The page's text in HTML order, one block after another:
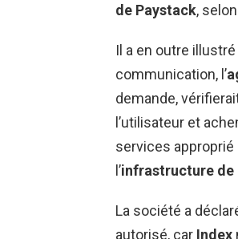
de Paystack,
Il a en outre
communication, l’
demande,
l’utilisateur et
services approprié
l’infrastructure de
La société a
autorisé, car Index